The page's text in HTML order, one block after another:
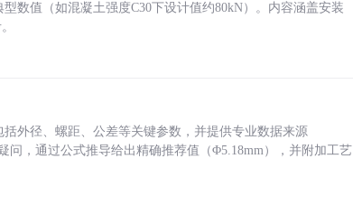
数值（如混凝土强度C30下设计值约80kN）。内容涵盖安装
外径、螺距、公差等关键参数，并提供专业数据来源
问，通过公式推导给出精确推荐值（Φ5.18mm），并附加工艺